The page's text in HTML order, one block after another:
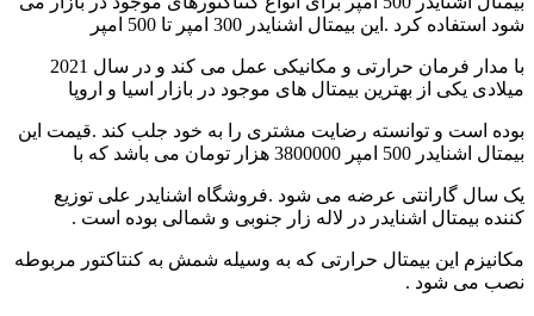
شود استفاده کرد .این بیمتال اشنایدر 300 امپر تا 500 امپر
با مدار فرمان حرارتی و مکانیکی عمل می کند و در سال 2021
میلادی یکی از بهترین بیمتال های موجود در بازار اسیا و اروپا
بوده است و توانسته رضایت مشتری را به خود جلب کند .قیمت این
بیمتال اشنایدر 500 امپر 3800000 هزار تومان می باشد که با
یک سال گارانتی عرضه می شود .فروشگاه اشنایدر علی توزیع
کننده بیمتال اشنایدر در لاله زار جنوبی و شمالی بوده است .
مکانیزم این بیمتال حرارتی که به وسیله شمش به کنتاکتور مربوطه
نصب می شود .